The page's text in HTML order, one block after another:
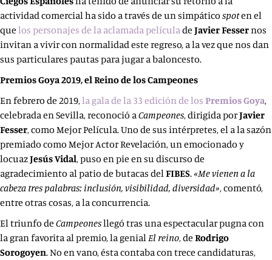
actividad comercial ha sido a través de un simpático spoten el
que los personajes de la aclamada películade Javier Fessernos
invitan a vivir con normalidad este regreso, a la vez que nos dan
sus particulares pautas para jugar a baloncesto.
Premios Goya 2019, el Reino de los Campeones
En febrero de 2019,la gala de la 33 edición de los Premios Goya,
celebrada en Sevilla, reconoció aCampeones, dirigida porJavier
Fesser, como Mejor Película. Uno de sus intérpretes, el a la sazón
premiado como Mejor Actor Revelación, un emocionado y
locuazJesús Vidal, puso en pie en su discurso de
agradecimiento al patio de butacas delFIBES.«Me vienen a la
cabeza tres palabras: inclusión, visibilidad, diversidad», comentó,
entre otras cosas, a la concurrencia.
El triunfo de Campeonesllegó tras una espectacular pugna con
la gran favorita al premio, la genialEl reino, de Rodrigo
Sorogoyen. No en vano, ésta contaba con trece candidaturas,